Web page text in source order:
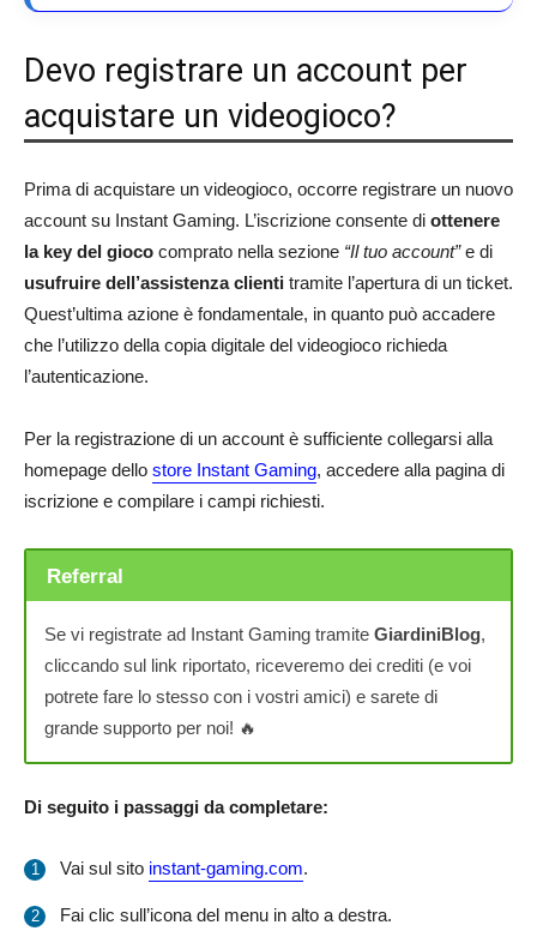
Devo registrare un account per
acquistare un videogioco?
Prima di acquistare un videogioco, occorre registrare un nuovo
account su Instant Gaming. L’iscrizione consente di ottenere
la key del gioco comprato nella sezione “Il tuo account”e di
usufruire dell’assistenza clienti tramite l’apertura di un ticket.
Quest’ultima azione è fondamentale, in quanto può accadere
che l’utilizzo della copia digitale del videogioco richieda
l’autenticazione.
Per la registrazione di un account è sufficiente collegarsi alla
homepage dello store Instant Gaming, accedere alla pagina di
iscrizione e compilare i campi richiesti.
Referral
Se vi registrate ad Instant Gaming tramite GiardiniBlog,
cliccando sul link riportato, riceveremo dei crediti (e voi
potrete fare lo stesso con i vostri amici) e sarete di
grande supporto per noi! 🔥
Di seguito i passaggi da completare:
Vai sul sito instant-gaming.com.
Fai clic sull’icona del menu in alto a destra.